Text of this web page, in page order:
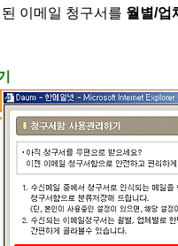
이메일 청구서를 월별/업